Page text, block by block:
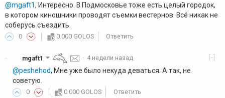
@mgaft1, Интересно. В Подмосковье тоже есть целый городок,
в котором киношники проводят съемки вестернов. Всё никак не
соберусь съездить.
0 0.000 GOLOS Ответить
· [-]
mgaft1 · 4 недели назад
@peshehod, Мне уже было некуда деваться. А так, не
советую.
0 0.000 GOLOS Ответить